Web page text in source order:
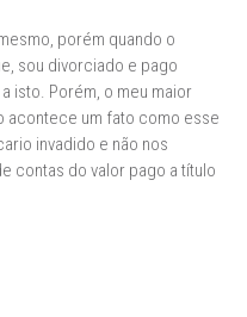
porém quando o
sou divorciado e pago
isto. Porém, o meu maior
acontece um fato como esse
invadido e não nos
contas do valor pago a título